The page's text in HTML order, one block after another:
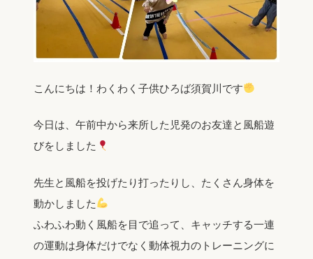
こんにちは！わくわく子供ひろば須賀川です
今日は、午前中から来所した児発のお友達と風船遊
びをしました
先生と風船を投げたり打ったりし、たくさん身体を
動かしました
ふわふわ動く風船を目で追って、キャッチする一連
の運動は身体だけでなく動体視力のトレーニングに